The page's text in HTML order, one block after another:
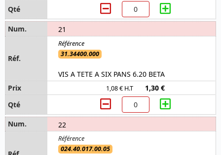
21
31.34400.000
VIS A TETE A SIX PANS 6.20 BETA
1,08 € H.T 1,30 €
22
024.40.017.00.05